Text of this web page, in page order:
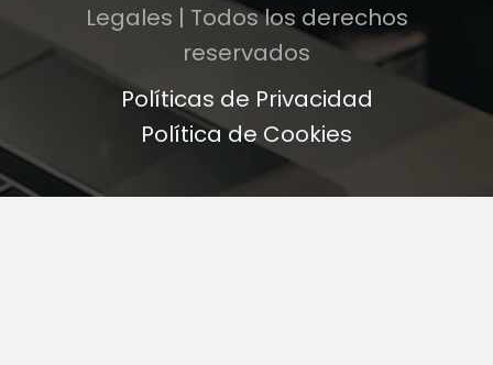
Legales | Todos los derechos
reservados
Políticas de Privacidad
Política de Cookies